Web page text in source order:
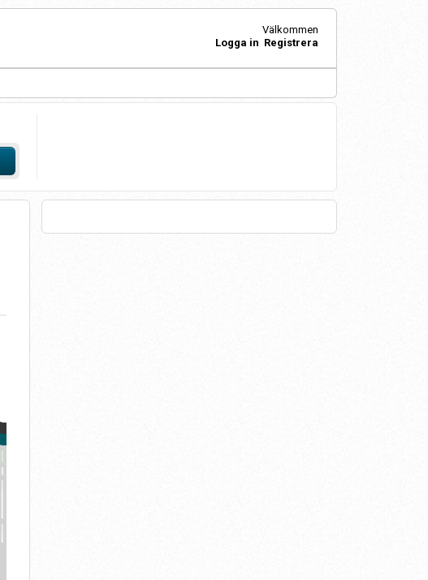
Välkommen
Logga in Registrera